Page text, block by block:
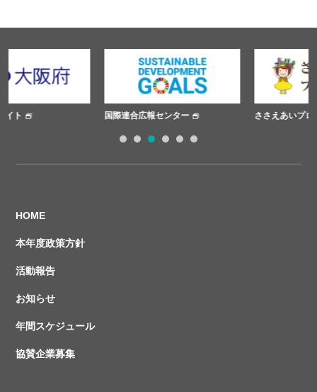
国際連合広報センター ささえあいプロジェクト
HOME
本年度政策方針
活動報告
お知らせ
年間スケジュール
協賛企業募集